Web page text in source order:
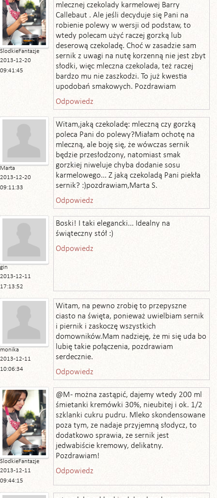
SlodkieFantazje
2013-12-20
09:41:45
mlecznej czekolady karmelowej Barry
Callebaut . Ale jeśli decyduje się Pani na
robienie polewy w wersji od podstaw, to
wtedy polecam użyć raczej gorzką lub
deserową czekoladę. Choć w zasadzie sam
sernik z uwagi na nutę korzenną nie jest zbyt
słodki, więc mleczna czekolada, też raczej
bardzo mu nie zaszkodzi. To już kwestia
upodobań smakowych. Pozdrawiam
Odpowiedz
Marta
2013-12-20
09:11:33
Witam,jaką czekoladę: mleczną czy gorzką
poleca Pani do polewy?Miałam ochotę na
mleczną, ale boję się, że wówczas sernik
będzie przesłodzony, natomiast smak
gorzkiej niweluje chyba dodanie sosu
karmelowego... Z jaką czekoladą Pani piekła
sernik? :)pozdrawiam,Marta S.
Odpowiedz
gin
2013-12-11
17:13:52
Boski! I taki elegancki... Idealny na
świąteczny stół :)
Odpowiedz
monika
2013-12-11
10:06:34
Witam, na pewno zrobię to przepyszne
ciasto na święta, ponieważ uwielbiam sernik
i piernik i zaskoczę wszystkich
domowników.Mam nadzieję, że mi się uda bo
lubię takie połączenia, pozdrawiam
serdecznie.
Odpowiedz
SlodkieFantazje
2013-12-11
09:44:15
@M - można zastąpić, dajemy wtedy 200 ml
śmietanki kremówki 30%, nieubitej i ok. 1/2
szklanki cukru pudru. Mleko skondensowane
poza tym, ze nadaje przyjemną słodycz, to
dodatkowo sprawia, ze sernik jest
jedwabiście kremowy, delikatny.
Pozdrawiam!
Odpowiedz